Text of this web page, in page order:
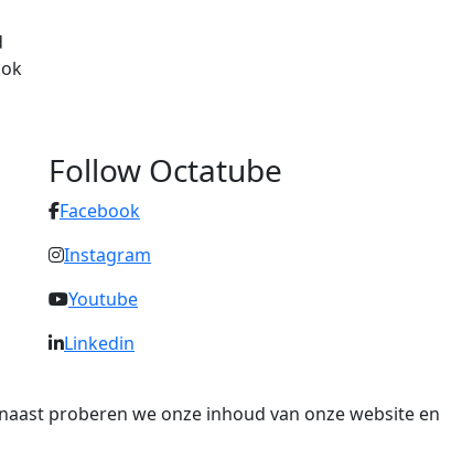
Follow Octatube
Facebook
Instagram
Youtube
Linkedin
proberen we onze inhoud van onze website en